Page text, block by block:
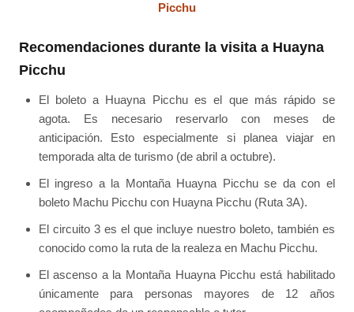
Picchu
Recomendaciones durante la visita a Huayna
Picchu
El boleto a Huayna Picchu es el que más rápido se
agota. Es necesario reservarlo con meses de
anticipación. Esto especialmente si planea viajar en
temporada alta de turismo (de abril a octubre).
El ingreso a la Montaña Huayna Picchu se da con el
boleto Machu Picchu con Huayna Picchu (Ruta 3A).
El circuito 3 es el que incluye nuestro boleto, también es
conocido como la ruta de la realeza en Machu Picchu.
El ascenso a la Montaña Huayna Picchu está habilitado
únicamente para personas mayores de 12 años